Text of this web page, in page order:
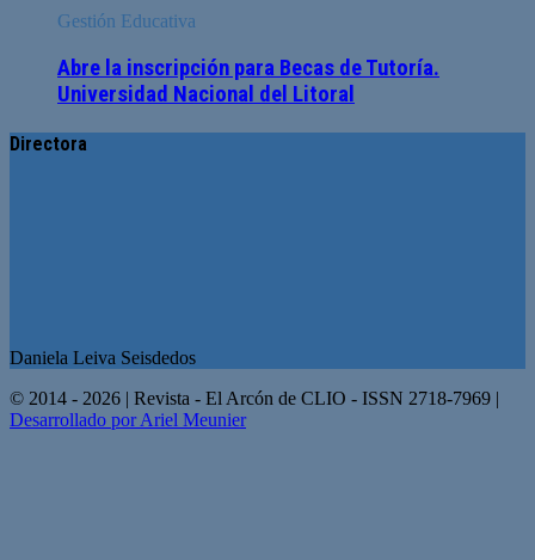
Gestión Educativa
Abre la inscripción para Becas de Tutoría.
Universidad Nacional del Litoral
Directora
Daniela Leiva Seisdedos
© 2014 - 2026 | Revista - El Arcón de CLIO - ISSN 2718-7969 |
Desarrollado por Ariel Meunier